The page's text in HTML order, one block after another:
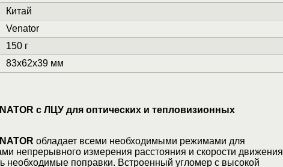
Китай
Venator
150 г
83x62x39 мм
с ЛЦУ для оптических и тепловизионных
обладает всеми необходимыми режимами для
непрерывного измерения расстояния и скорости движения
необходимые поправки. Встроенный угломер с высокой